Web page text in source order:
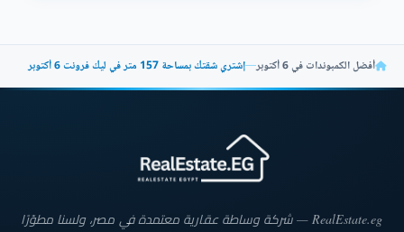
أفضل الكمبوندات في 6 أكتوبر —إشتري شقتك بمساحة 157 متر في ليك فرونت 6 أكتوبر
RealEstate.eg — شركة وساطة عقارية معتمدة في مصر، ولسنا مطوّرًا